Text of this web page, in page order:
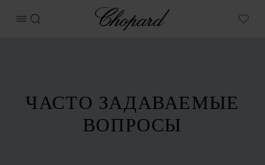
ОТКРЫТЬ МЕНЮ
ПОИСК
Chopard
My
ЧАСТО ЗАДАВАЕМЫЕ
ВОПРОСЫ